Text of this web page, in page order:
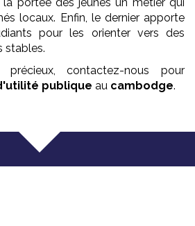
locaux. Enfin, le dernier apporte
pour les orienter vers des
stables.
contactez-nous pour
publique au cambodge.